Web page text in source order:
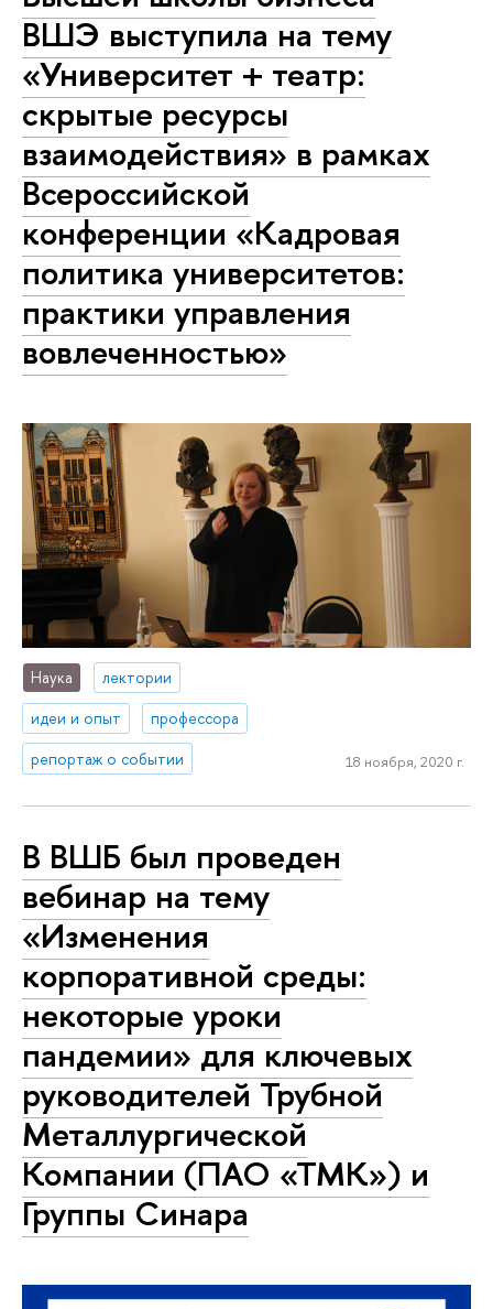
ВШЭ выступила на тему
«Университет + театр:
скрытые ресурсы
взаимодействия» в рамках
Всероссийской
конференции «Кадровая
политика университетов:
практики управления
вовлеченностью»
Наука
лектории
идеи и опыт
профессора
репортаж о событии
18 ноября, 2020 г.
В ВШБ был проведен
вебинар на тему
«Изменения
корпоративной среды:
некоторые уроки
пандемии» для ключевых
руководителей Трубной
Металлургической
Компании (ПАО «ТМК») и
Группы Синара